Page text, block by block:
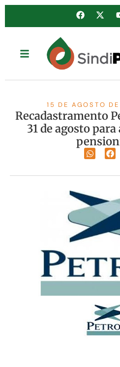
15 DE AGOSTO
Recadastramento
31 de agosto